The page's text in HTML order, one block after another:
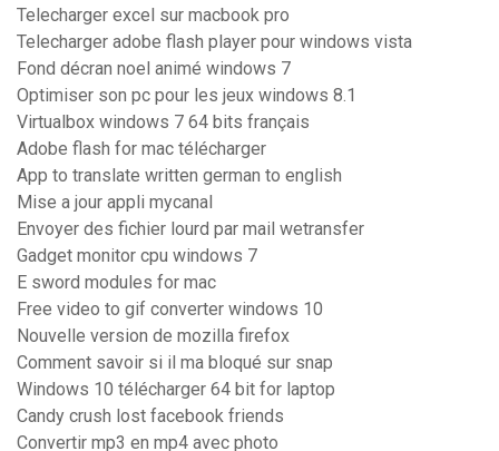
Telecharger excel sur macbook pro
Telecharger adobe flash player pour windows vista
Fond décran noel animé windows 7
Optimiser son pc pour les jeux windows 8.1
Virtualbox windows 7 64 bits français
Adobe flash for mac télécharger
App to translate written german to english
Mise a jour appli mycanal
Envoyer des fichier lourd par mail wetransfer
Gadget monitor cpu windows 7
E sword modules for mac
Free video to gif converter windows 10
Nouvelle version de mozilla firefox
Comment savoir si il ma bloqué sur snap
Windows 10 télécharger 64 bit for laptop
Candy crush lost facebook friends
Convertir mp3 en mp4 avec photo